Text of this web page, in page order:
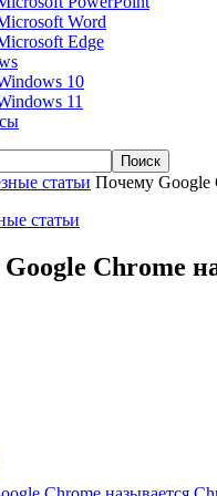
Word
Edge
10
11
статьи Почему Google
статьи
Chrome